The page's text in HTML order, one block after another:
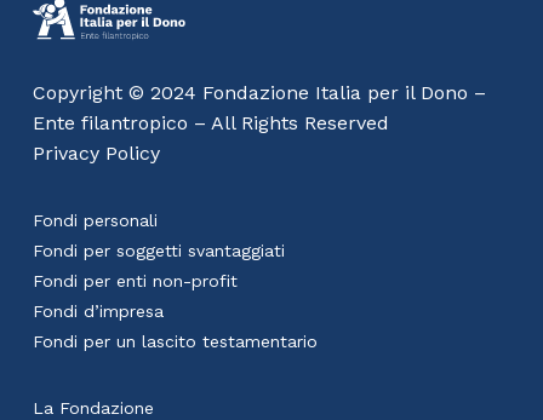
Copyright © 2024 Fondazione Italia per il Dono –
Ente filantropico – All Rights Reserved
Privacy Policy
Fondi personali
Fondi per soggetti svantaggiati
Fondi per enti non-profit
Fondi d’impresa
Fondi per un lascito testamentario
La Fondazione